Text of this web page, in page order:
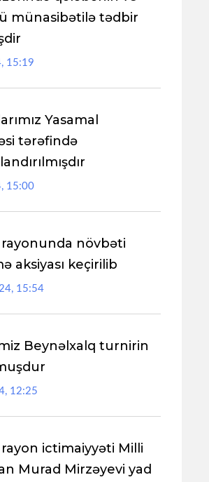
münasibətilə tədbir
15:19
Yasamal
tərəfində
15:00
rayonunda növbəti
aksiyası keçirilib
15:54
Beynəlxalq turnirin
12:25
rayon ictimaiyyəti Milli
Murad Mirzəyevi yad